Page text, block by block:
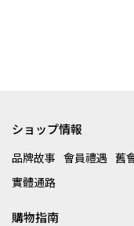
ショップ情報
品牌故事 會員禮遇 舊
實體通路
購物指南